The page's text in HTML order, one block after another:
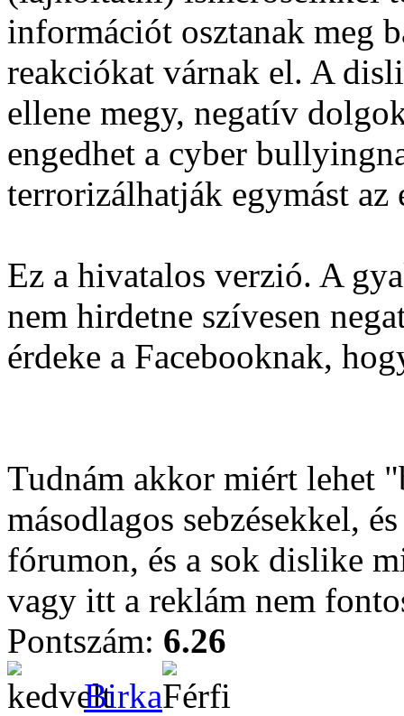
információt osztanak meg
reakciókat várnak el. A
ellene megy, negatív
engedhet a cyber
terrorizálhatják egymást az
Ez a hivatalos verzió. A
nem hirdetne szívesen
érdeke a Facebooknak,
Tudnám akkor miért lehet
másodlagos sebzésekkel,
fórumon, és a sok dislike
vagy itt a reklám nem
Pontszám: 6.26
Birka